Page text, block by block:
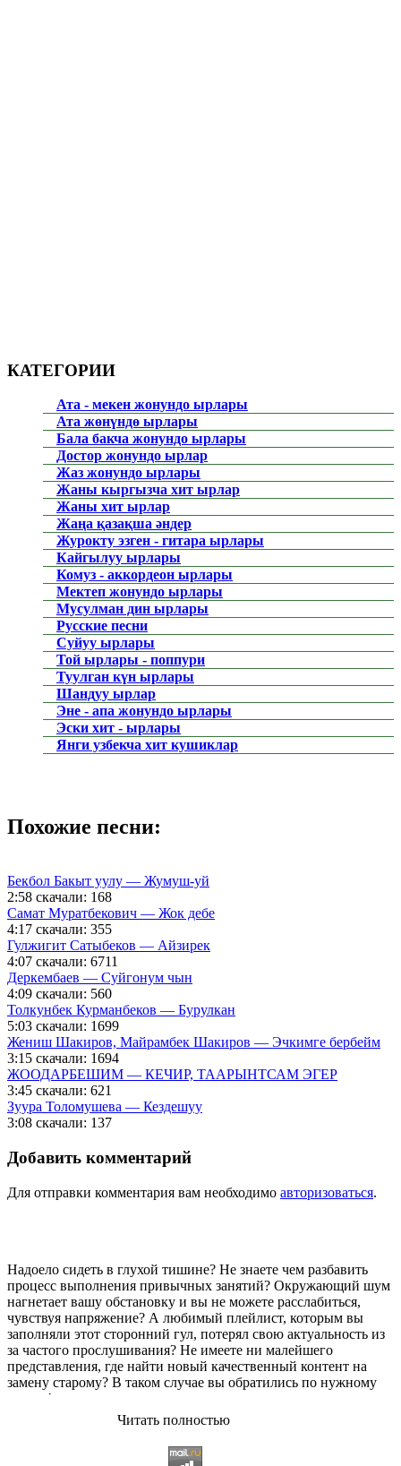
КАТЕГОРИИ
Ата - мекен жонундо ырлары
Ата жөнүндө ырлары
Бала бакча жонундо ырлары
Достор жонундо ырлар
Жаз жонундо ырлары
Жаны кыргызча хит ырлар
Жаны хит ырлар
Жаңа қазақша әндер
Журокту эзген - гитара ырлары
Кайгылуу ырлары
Комуз - аккордеон ырлары
Мектеп жонундо ырлары
Мусулман дин ырлары
Русские песни
Суйуу ырлары
Той ырлары - поппури
Туулган күн ырлары
Шандуу ырлар
Эне - апа жонундо ырлары
Эски хит - ырлары
Янги узбекча хит кушиклар
Похожие песни:
Бекбол Бакыт уулу — Жумуш-уй
2:58 скачали: 168
Самат Муратбекович — Жок дебе
4:17 скачали: 355
Гулжигит Сатыбеков — Айзирек
4:07 скачали: 6711
Деркембаев — Суйгонум чын
4:09 скачали: 560
Толкунбек Курманбеков — Бурулкан
5:03 скачали: 1699
Жениш Шакиров, Майрамбек Шакиров — Эчкимге бербейм
3:15 скачали: 1694
ЖООДАРБЕШИМ — КЕЧИР, ТААРЫНТСАМ ЭГЕР
3:45 скачали: 621
Зуура Толомушева — Кездешуу
3:08 скачали: 137
Добавить комментарий
Для отправки комментария вам необходимо авторизоваться.
Надоело сидеть в глухой тишине? Не знаете чем разбавить
процесс выполнения привычных занятий? Окружающий шум
нагнетает вашу обстановку и вы не можете расслабиться,
чувствуя напряжение? А любимый плейлист, которым вы
заполняли этот сторонний гул, потерял свою актуальность из
за частого прослушивания? Не имеете ни малейшего
представления, где найти новый качественный контент на
замену старому? В таком случае вы обратились по нужному
адресу!
Музыкальный портал KGZ Musicс большой радостью
приветствует своих старых и новых слушателей! Специально
для вас мы заготовили чудесную подборку самых лучших
Читать полностью